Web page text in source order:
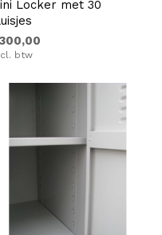
Locker met 30
btw